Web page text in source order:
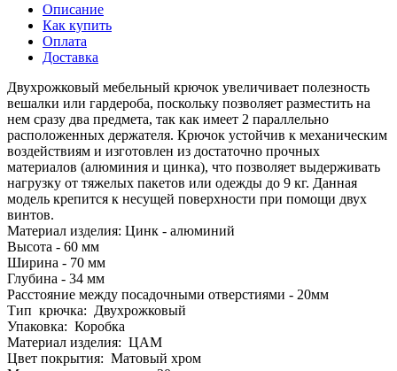
Описание
Как купить
Оплата
Доставка
Двухрожковый мебельный крючок увеличивает полезность
вешалки или гардероба, поскольку позволяет разместить на
нем сразу два предмета, так как имеет 2 параллельно
расположенных держателя. Крючок устойчив к механическим
воздействиям и изготовлен из достаточно прочных
материалов (алюминия и цинка), что позволяет выдерживать
нагрузку от тяжелых пакетов или одежды до 9 кг. Данная
модель крепится к несущей поверхности при помощи двух
винтов.
Материал изделия: Цинк - алюминий
Высота - 60 мм
Ширина - 70 мм
Глубина - 34 мм
Расстояние между посадочными отверстиями - 20мм
Тип крючка: Двухрожковый
Упаковка: Коробка
Материал изделия: ЦАМ
Цвет покрытия: Матовый хром